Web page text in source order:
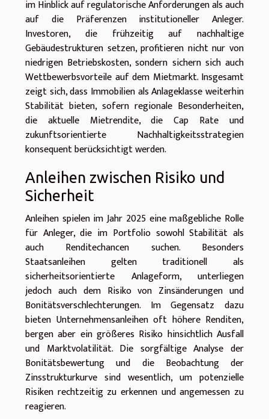
im Hinblick auf regulatorische Anforderungen als auch
auf die Präferenzen institutioneller Anleger.
Investoren, die frühzeitig auf nachhaltige
Gebäudestrukturen setzen, profitieren nicht nur von
niedrigen Betriebskosten, sondern sichern sich auch
Wettbewerbsvorteile auf dem Mietmarkt. Insgesamt
zeigt sich, dass Immobilien als Anlageklasse weiterhin
Stabilität bieten, sofern regionale Besonderheiten,
die aktuelle Mietrendite, die Cap Rate und
zukunftsorientierte Nachhaltigkeitsstrategien
konsequent berücksichtigt werden.
Anleihen zwischen Risiko und
Sicherheit
Anleihen spielen im Jahr 2025 eine maßgebliche Rolle
für Anleger, die im Portfolio sowohl Stabilität als
auch Renditechancen suchen. Besonders
Staatsanleihen gelten traditionell als
sicherheitsorientierte Anlageform, unterliegen
jedoch auch dem Risiko von Zinsänderungen und
Bonitätsverschlechterungen. Im Gegensatz dazu
bieten Unternehmensanleihen oft höhere Renditen,
bergen aber ein größeres Risiko hinsichtlich Ausfall
und Marktvolatilität. Die sorgfältige Analyse der
Bonitätsbewertung und die Beobachtung der
Zinsstrukturkurve sind wesentlich, um potenzielle
Risiken rechtzeitig zu erkennen und angemessen zu
reagieren.